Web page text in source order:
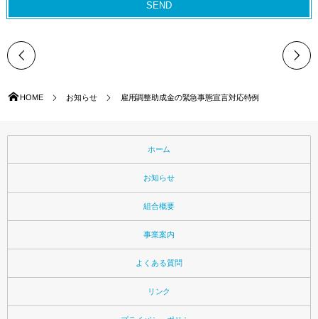
HOME お知らせ 雇用調整助成金の緊急事態宣言対応特例
ホーム
お知らせ
組合概要
事業案内
よくある質問
リンク